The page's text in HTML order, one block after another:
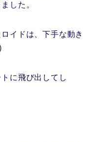
した。
イドは、下手な動き
に飛び出してし